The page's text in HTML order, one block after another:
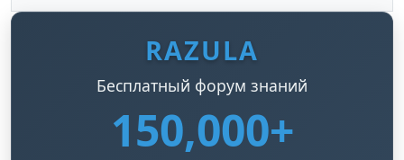
RAZULA
Бесплатный форум знаний
150,000+